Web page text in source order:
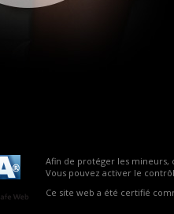
Afin de protéger les mineurs,
Vous pouvez activer le
Ce site web a été certifié
:
Fabine